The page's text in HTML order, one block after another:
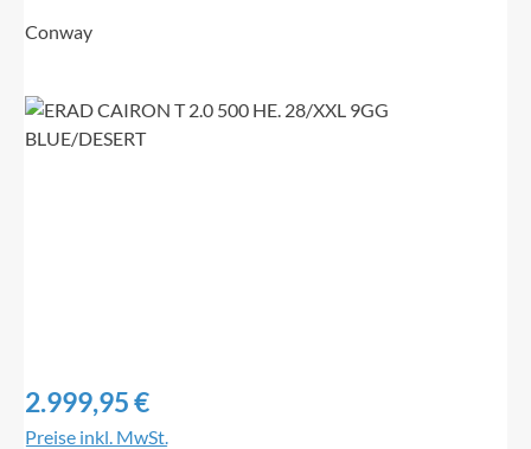
Conway
Bildergalerie überspringen
Regulärer Preis:
2.999,95 €
Preise inkl. MwSt.